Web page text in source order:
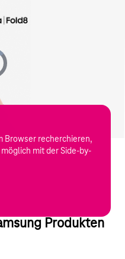
Browser recherchieren,
mit der Side-by-
Produkten